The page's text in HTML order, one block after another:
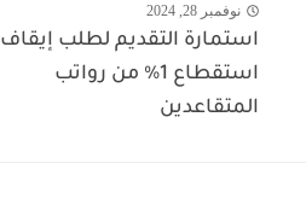
نوفمبر 28, 2024
استمارة التقديم لطلب إيقاف
استقطاع 1% من رواتب
المتقاعدين